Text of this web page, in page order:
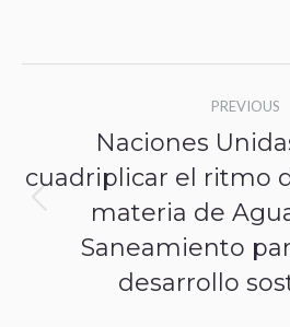
navigation
PREVIOUS
post:
Naciones
cuadriplicar el ritmo
materia de
Saneamiento
desarrollo